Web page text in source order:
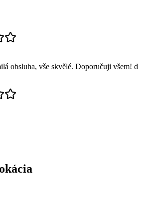
obsluha, vše skvělé. Doporučuji všem! d